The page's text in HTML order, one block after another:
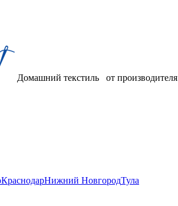
Домашний текстиль от производителя
КраснодарНижний НовгородТула